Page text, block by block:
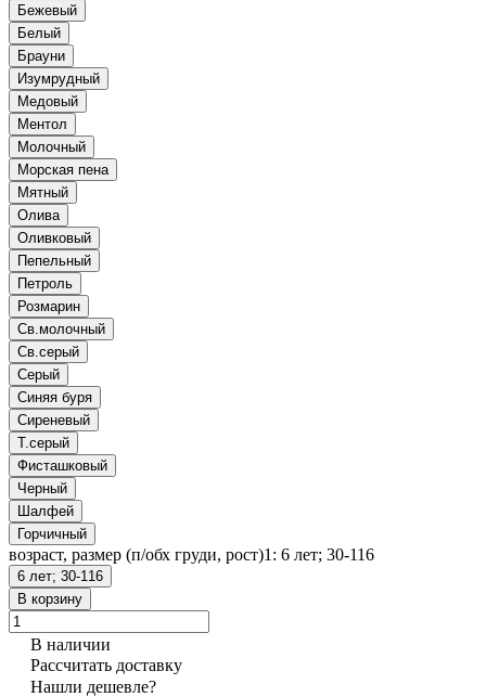
Бежевый
Белый
Брауни
Изумрудный
Медовый
Ментол
Молочный
Морская пена
Мятный
Олива
Оливковый
Пепельный
Петроль
Розмарин
Св.молочный
Св.серый
Серый
Синяя буря
Сиреневый
Т.серый
Фисташковый
Черный
Шалфей
Горчичный
возраст, размер (п/обх груди, рост)1: 6 лет; 30-116
6 лет; 30-116
В корзину
В наличии
Рассчитать доставку
Нашли дешевле?